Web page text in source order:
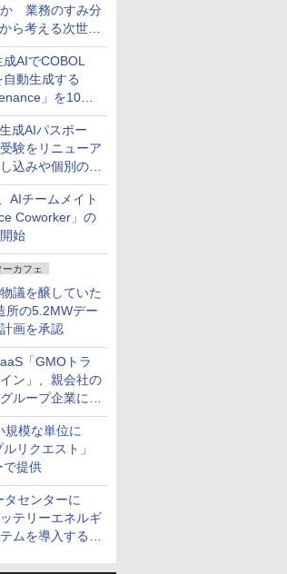
か 業務のすみ分
ら考える次世代
戦略
AIでCOBOL
動生成する
」を10月
成AIパスポー
験をリニューア
込みや個別の支
応
AIチームメイト
Coworker」の
始
カフェ
議を醸していた
所の5.2MWデー
画を承認
「GMOトラ
ン」、親会社の
ループ企業に展
能を提供
規模な単位に
リクエスト」
で提供
タセンターに
テリーエネルギ
ムを導入する計